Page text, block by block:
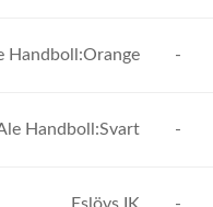
Handboll:Orange -
Handboll:Svart -